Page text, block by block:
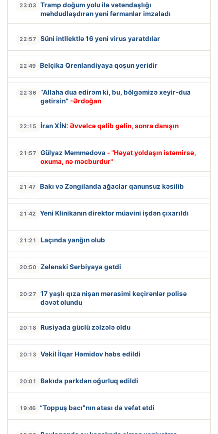
23:03
Tramp doğum yolu ilə vətəndaşlığı
məhdudlaşdıran yeni fərmanlar imzaladı
22:57 Süni intllektlə 16 yeni virus yaratdılar
22:49 Belçika Qrenlandiyaya qoşun yeridir
22:36
“Allaha dua edirəm ki, bu, bölgəmizə xeyir-dua
gətirsin” -Ərdoğan
22:15 İran XİN: Əvvəlcə qalib gəlin, sonra danışın
21:57 Gülyaz Məmmədova - "Həyat yoldaşın istəmirsə,
oxuma, nə məcburdur"
21:47 Bakı və Zəngilanda ağaclar qanunsuz kəsilib
21:42 Yeni Klinikanın direktor müavini işdən çıxarıldı
21:21 Laçında yanğın olub
20:50 Zelenski Serbiyaya getdi
20:27
17 yaşlı qıza nişan mərasimi keçirənlər polisə
dəvət olundu
20:18 Rusiyada güclü zəlzələ oldu
20:13 Vəkil İlqar Həmidov həbs edildi
20:01 Bakıda parkdan oğurluq edildi
19:46 “Toppuş bacı”nın atası da vəfat etdi